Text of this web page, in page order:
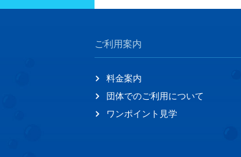
ご利用案内
料金案内
団体でのご利用について
ワンポイント見学